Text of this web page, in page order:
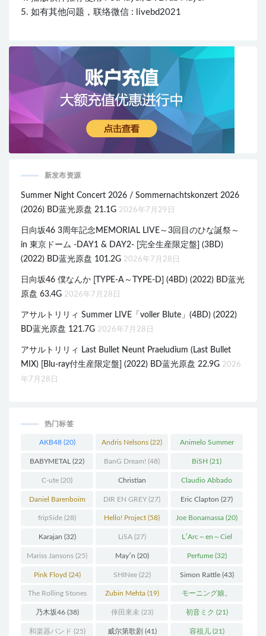
5. 如有其他问题，联络微信 : livebd2021
新发布资源
Summer Night Concert 2026 / Sommernachtskonzert 2026
(2026) BD蓝光原盘 21.1G 2026年7月29日
日向坂46 3周年記念MEMORIAL LIVE～3回目のひな誕祭～
in 東京ドーム -DAY1 & DAY2- [完全生産限定盤] (3BD)
(2022) BD蓝光原盘 101.2G 2026年7月28日
日向坂46 僕なんか [TYPE-A～TYPE-D] (4BD) (2022) BD蓝光
原盘 63.4G 2026年7月28日
アサルトリリィ Summer LIVE「voller Blute」(4BD) (2022)
BD蓝光原盘 121.7G 2026年7月28日
アサルトリリィ Last Bullet Neunt Praeludium (Last Bullet
MIX) [Blu-ray付生産限定盤] (2022) BD蓝光原盘 22.9G 2026
年7月28日
热门标签
AKB48(20) Andris Nelsons (22) Animelo Summer
Live (34)
BABYMETAL (22) BanG Dream! (48) BiSH (21)
C-ute (20) Christian
Thielemann(36)
Claudio Abbado
(25)
Daniel Barenboim
(37)
DIR EN GREY (27) Eric Clapton (27)
fripSide (28) Hello! Project (58) Joe Bonamassa (20)
Karajan (32) LiSA(27) L′Arc～en～Ciel
(41)
Mariss Jansons (25) May′n (20) Perfume(32)
Pink Floyd (24) SHINee(22) Simon Rattle(43)
The Rolling Stones
(30)
Zubin Mehta(19) モーニング娘。
(27)
乃木坂46(38) 倖田來未 (23) 初音ミク (21)
和楽器バンド (25) 威尔第歌剧 (41) 容祖儿(21)